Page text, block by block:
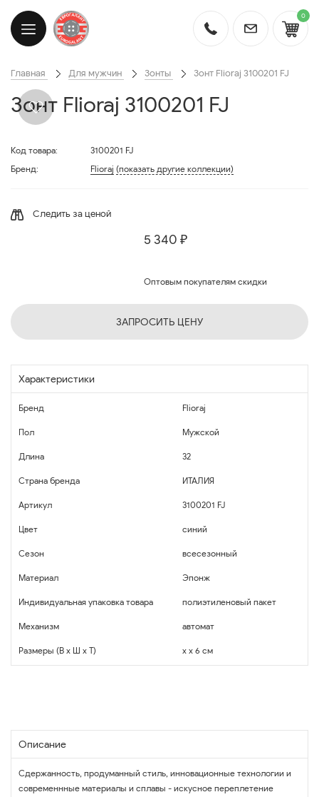
0
Главная Для мужчин Зонты Зонт Flioraj 3100201 FJ
Зонт Flioraj 3100201 FJ
Код товара:
3100201 FJ
Бренд:
Flioraj (показать другие коллекции)
Следить за ценой
5 340 ₽
Оптовым покупателям скидки
ЗАПРОСИТЬ ЦЕНУ
Характеристики
Бренд Flioraj
Пол Мужской
Длина 32
Страна бренда ИТАЛИЯ
Артикул 3100201 FJ
Цвет синий
Сезон всесезонный
Материал Эпонж
Индивидуальная упаковка товара полиэтиленовый пакет
Механизм автомат
Размеры (В x Ш x Т) x x 6 см
Описание
Сдержанность, продуманный стиль, инновационные технологии и
современнные материалы и сплавы - искусное переплетение